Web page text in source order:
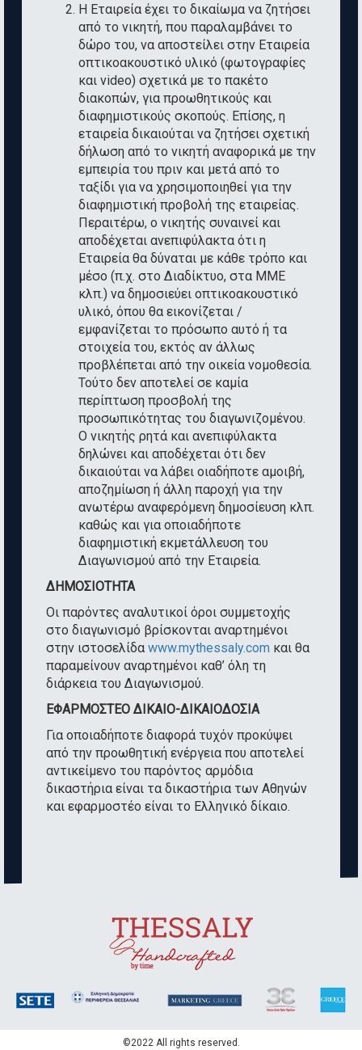
Η Εταιρεία έχει το δικαίωμα να ζητήσει
από το νικητή, που παραλαμβάνει το
δώρο του, να αποστείλει στην Εταιρεία
οπτικοακουστικό υλικό (φωτογραφίες
και video) σχετικά με το πακέτο
διακοπών, για προωθητικούς και
διαφημιστικούς σκοπούς. Επίσης, η
εταιρεία δικαιούται να ζητήσει σχετική
δήλωση από το νικητή αναφορικά με την
εμπειρία του πριν και μετά από το
ταξίδι για να χρησιμοποιηθεί για την
διαφημιστική προβολή της εταιρείας.
Περαιτέρω, ο νικητής συναινεί και
αποδέχεται ανεπιφύλακτα ότι η
Εταιρεία θα δύναται με κάθε τρόπο και
μέσο (π.χ. στο Διαδίκτυο, στα ΜΜΕ
κλπ.) να δημοσιεύει οπτικοακουστικό
υλικό, όπου θα εικονίζεται /
εμφανίζεται το πρόσωπο αυτό ή τα
στοιχεία του, εκτός αν άλλως
προβλέπεται από την οικεία νομοθεσία.
Τούτο δεν αποτελεί σε καμία
περίπτωση προσβολή της
προσωπικότητας του διαγωνιζομένου.
Ο νικητής ρητά και ανεπιφύλακτα
δηλώνει και αποδέχεται ότι δεν
δικαιούται να λάβει οιαδήποτε αμοιβή,
αποζημίωση ή άλλη παροχή για την
ανωτέρω αναφερόμενη δημοσίευση κλπ.
καθώς και για οποιαδήποτε
διαφημιστική εκμετάλλευση του
Διαγωνισμού από την Εταιρεία.
ΔΗΜΟΣΙΟΤΗΤΑ
Οι παρόντες αναλυτικοί όροι συμμετοχής
στο διαγωνισμό βρίσκονται αναρτημένοι
στην ιστοσελίδα www.mythessaly.com και θα
παραμείνουν αναρτημένοι καθ’ όλη τη
διάρκεια του Διαγωνισμού.
ΕΦΑΡΜΟΣΤΕΟ ΔΙΚΑΙΟ-ΔΙΚΑΙΟΔΟΣΙΑ
Για οποιαδήποτε διαφορά τυχόν προκύψει
από την προωθητική ενέργεια που αποτελεί
αντικείμενο του παρόντος αρμόδια
δικαστήρια είναι τα δικαστήρια των Αθηνών
και εφαρμοστέο είναι το Ελληνικό δίκαιο.
©2022 All rights reserved.